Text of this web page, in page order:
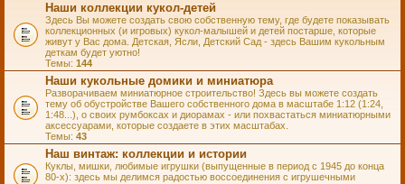
Наши коллекции кукол-детей
Здесь Вы можете создать свою собственную тему, где будете показывать
коллекционных (и игровых) кукол-малышей и детей постарше, которые
живут у Вас дома. Детская, Ясли, Детский Сад - здесь Вашим кукольным
деткам будет уютно!
Темы: 144
Наши кукольные домики и миниатюра
Разворачиваем миниатюрное строительство! Здесь вы можете создать
тему об обустройстве Вашего собственного дома в масштабе 1:12 (1:24,
1:48...), о своих румбоксах и диорамах - или похвастаться миниатюрными
аксессуарами, которые создаете в этих масштабах.
Темы: 43
Наш винтаж: коллекции и истории
Куклы, мишки, любимые игрушки (выпущенные в период с 1945 до конца
80-х): здесь мы делимся радостью воссоединения с игрушечными